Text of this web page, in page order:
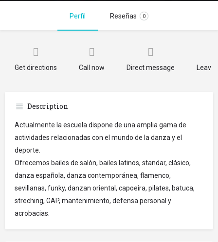
Perfil Reseñas 0
Get directions Call now Direct message
Description
Actualmente la escuela dispone de una amplia gama de
actividades relacionadas con el mundo de la danza y el
deporte.
Ofrecemos bailes de salón, bailes latinos, standar, clásico,
danza española, danza contemporánea, flamenco,
sevillanas, funky, danzan oriental, capoeira, pilates, batuca,
streching, GAP, mantenimiento, defensa personal y
acrobacias.